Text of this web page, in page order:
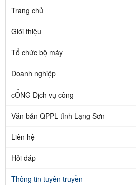
Trang chủ
Giới thiệu
Tổ chức bộ máy
Doanh nghiệp
cỔNG Dịch vụ công
Văn bản QPPL tỉnh Lạng Sơn
Liên hệ
Hỏi đáp
Thông tin tuyên truyền